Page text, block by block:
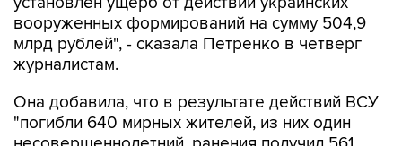
вооруженных формирований на сумму 504,9
млрд рублей", - сказала Петренко в четверг
журналистам.
Она добавила, что в результате действий ВСУ
"погибли 640 мирных жителей, из них один